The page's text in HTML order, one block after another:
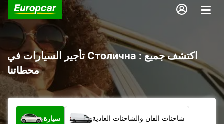
تأجير السيارات في Столична : اكتشف جميع
محطاتنا
ما نوع المركبة؟
سيارة شاحنات الفان والشاحنات العادية